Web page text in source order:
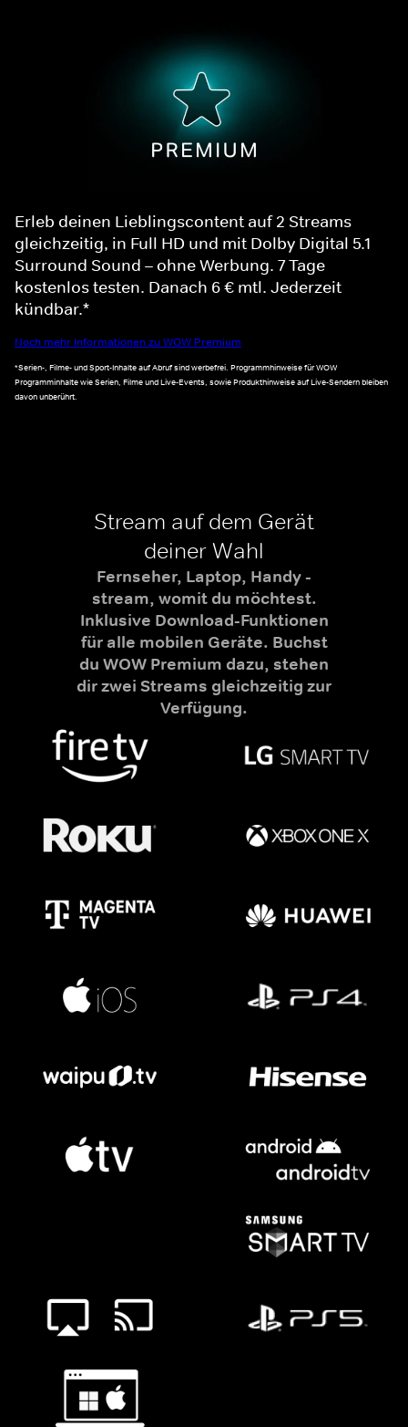
Erleb deinen Lieblingscontent auf 2 Streams
gleichzeitig, in Full HD und mit Dolby Digital 5.1
Surround Sound – ohne Werbung. 7 Tage
kostenlos testen. Danach 6 € mtl. Jederzeit
kündbar.*
Noch mehr Informationen zu WOW Premium
*Serien-, Filme- und Sport-Inhalte auf Abruf sind werbefrei. Programmhinweise für WOW
Programminhalte wie Serien, Filme und Live-Events, sowie Produkthinweise auf Live-Sendern bleiben
davon unberührt.
Stream auf dem Gerät
deiner Wahl
Fernseher, Laptop, Handy -
stream, womit du möchtest.
Inklusive Download-Funktionen
für alle mobilen Geräte. Buchst
du WOW Premium dazu, stehen
dir zwei Streams gleichzeitig zur
Verfügung.